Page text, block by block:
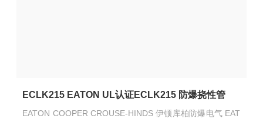
ECLK215 EATON UL认证ECLK215 防爆挠性管
EATON COOPER CROUSE-HINDS 伊顿库柏防爆电气 EAT